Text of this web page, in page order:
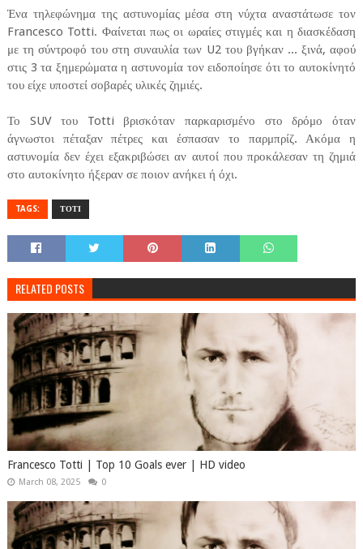
Ένα τηλεφώνημα της αστυνομίας μέσα στη νύχτα αναστάτωσε τον
Francesco Totti. Φαίνεται πως οι ωραίες στιγμές και η διασκέδαση
με τη σύντροφό του στη συναυλία των U2 του βγήκαν ... ξινά, αφού
στις 3 τα ξημερώματα η αστυνομία τον ειδοποίησε ότι το αυτοκίνητό
του είχε υποστεί σοβαρές υλικές ζημιές.
Το SUV του Totti βρισκόταν παρκαρισμένο στο δρόμο όταν
άγνωστοι πέταξαν πέτρες και έσπασαν το παρμπρίζ. Ακόμα η
αστυνομία δεν έχει εξακριβώσει αν αυτοί που προκάλεσαν τη ζημιά
στο αυτοκίνητο ήξεραν σε ποιον ανήκει ή όχι.
TAGS: ΤΟΤΙ
RELATED POSTS
Francesco Totti | Top 10 Goals ever | HD video
March 08, 2025 0